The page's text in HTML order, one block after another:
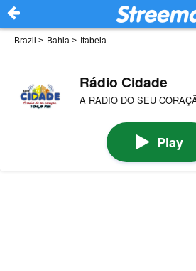
Brazil > Bahia > Itabela
Rádio Cidade
A RADIO DO SEU
Play